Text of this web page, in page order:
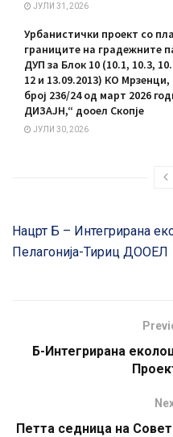
ЈУЛИ 31, 2026
Урбанистички проект со
границите на градежните
ДУП за Блок 10 (10.1, 10.3,
12 и 13.09.2013) КО
број 236/24 од март 2026
ДИЗАЈН,“ дооел Скопје
ЈУЛИ 30, 2026
Нацрт Б – Интегрирана
Пелагонија-Тириц ДООЕЛ
Б-Интегрирана
Петта седница на